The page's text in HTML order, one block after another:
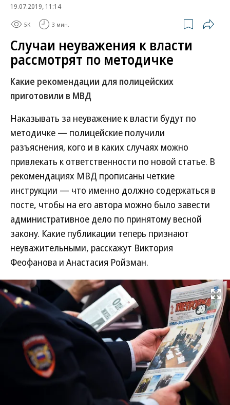
19.07.2019, 11:14
5K 3 мин.
Случаи неуважения к власти
рассмотрят по методичке
Какие рекомендации для полицейских
приготовили в МВД
Наказывать за неуважение к власти будут по
методичке — полицейские получили
разъяснения, кого и в каких случаях можно
привлекать к ответственности по новой статье. В
рекомендациях МВД прописаны четкие
инструкции — что именно должно содержаться в
посте, чтобы на его автора можно было завести
административное дело по принятому весной
закону. Какие публикации теперь признают
неуважительными, расскажут Виктория
Феофанова и Анастасия Ройзман.
Развернуть